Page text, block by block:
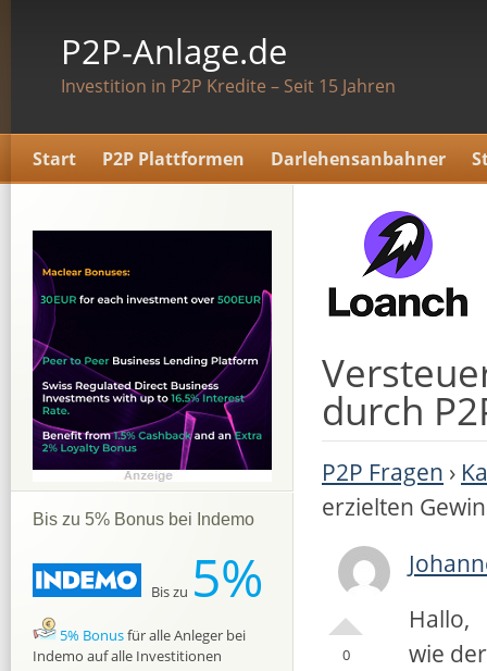
P2P-Anlage.de
Investition in P2P Kredite – Seit 15 Jahren
Start P2P Plattformen Darlehensanbahner
durch
P2P Fragen ›
erzielten
0
Hallo,
wie
Bis zu 5% Bonus bei Indemo
Bis zu 5%
5% Bonusfür alle Anleger bei
Indemo auf alle Investitionen